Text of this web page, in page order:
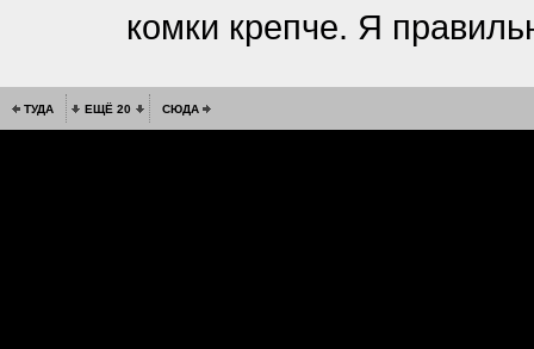
комки крепче. Я
ТУДА ЕЩЁ 20 СЮДА